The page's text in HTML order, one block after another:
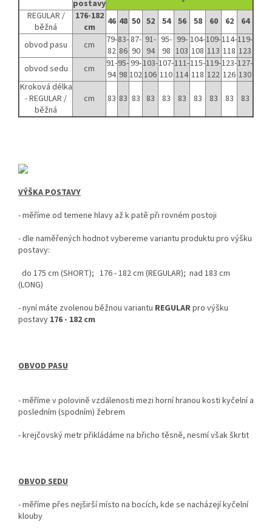
postavy
REGULAR /
běžná
176-182
cm
46 48 50 52 54 56 58 60 62
64
obvod pasu
cm
79-
82
83-
86
87-
90
91-
94
95-
98
99-
103
104-
108
109-
113
114-
118
119-
123
obvod sedu
cm
91-
94
95-
98
99-
102
103-
106
107-
110
111-
114
115-
118
119-
122
123-
126
127-
130
Kroková délka
- REGULAR /
běžná
cm 83 83 83 83 83 83 83 83 83 83
VÝŠKA POSTAVY
- měříme od temene hlavy až k patě při rovném postoji
-dle naměřených hodnot vybereme variantu produktu pro výšku
postavy:
do 175 cm (SHORT); 176 - 182 cm (REGULAR); nad 183 cm
(LONG)
- nynímáte zvolenou běžnou variantu REGULARpro výšku
postavy 176 - 182 cm
OBVOD PASU
- měříme v polovině vzdálenosti mezi horní hranou kosti kyčelní a
posledním (spodním) žebrem
- krejčovský metrpřikládáme na břicho těsně, nesmí však škrtit
OBVOD SEDU
-měříme přes nejširší místo na bocích, kde se nacházejí kyčelní
klouby